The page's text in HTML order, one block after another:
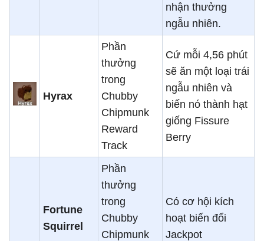
nhận thưởng
ngẫu nhiên.
Hyrax
Phần
thưởng
trong
Chubby
Chipmunk
Reward
Track
Cứ mỗi 4,56 phút
sẽ ăn một loại trái
ngẫu nhiên và
biến nó thành hạt
giống Fissure
Berry
Fortune
Squirrel
Phần
thưởng
trong
Chubby
Chipmunk
Có cơ hội kích
hoạt biến đổi
Jackpot